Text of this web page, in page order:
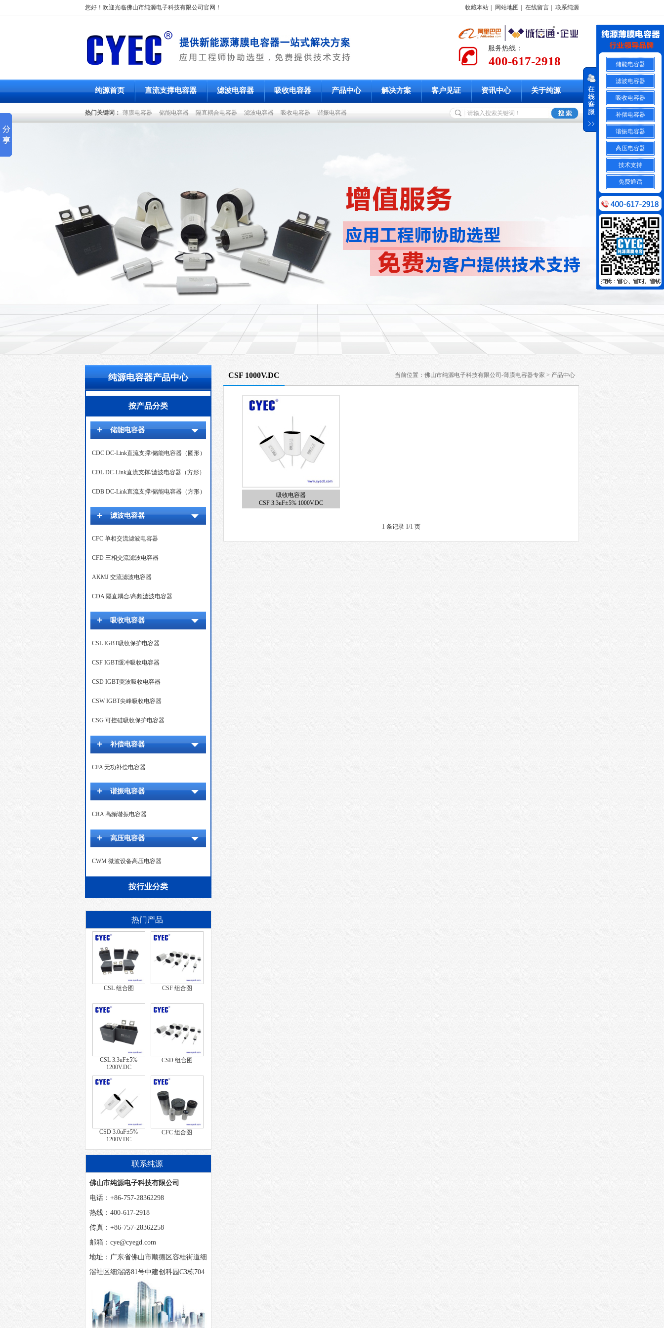
您好！欢迎光临佛山市纯源电子科技有限公司官网！ 收藏本站 网站地图 在线留言 联系纯源
服务热线：
400-617-2918
纯源首页 直流支撑电容器 滤波电容器 吸收电容器 产品中心 解决方案 客户见证 资讯中心 关于纯源
热门关键词： 薄膜电容器 储能电容器 隔直耦合电容器 滤波电容器 吸收电容器 谐振电容器
纯源电容器产品中心
按产品分类
储能电容器
CDC DC-Link直流支撑/储能电容器（圆形）
CDL DC-Link直流支撑/滤波电容器（方形）
CDB DC-Link直流支撑/储能电容器（方形）
滤波电容器
CFC 单相交流滤波电容器
CFD 三相交流滤波电容器
AKMJ 交流滤波电容器
CDA 隔直耦合/高频滤波电容器
吸收电容器
CSL IGBT吸收保护电容器
CSF IGBT缓冲吸收电容器
CSD IGBT突波吸收电容器
CSW IGBT尖峰吸收电容器
CSG 可控硅吸收保护电容器
补偿电容器
CFA 无功补偿电容器
谐振电容器
CRA 高频谐振电容器
高压电容器
CWM 微波设备高压电容器
按行业分类
热门产品
CSL 组合图 CSF 组合图
CSL 3.3uF±5%
1200V.DC
CSD 组合图
CSD 3.0uF±5%
1200V.DC
CFC 组合图
联系纯源
佛山市纯源电子科技有限公司
电话：+86-757-28362298
热线：400-617-2918
传真：+86-757-28362258
邮箱：cye@cyegd.com
地址：广东省佛山市顺德区容桂街道细
滘社区细滘路81号中建创科园C3栋704
CSF 1000V.DC 当前位置： 佛山市纯源电子科技有限公司-薄膜电容器专家 > 产品中心
吸收电容器
CSF 3.3uF±5% 1000V.DC
1 条记录 1/1 页
储能电容器
滤波电容器
吸收电容器
补偿电容器
谐振电容器
高压电容器
技术支持
免费通话